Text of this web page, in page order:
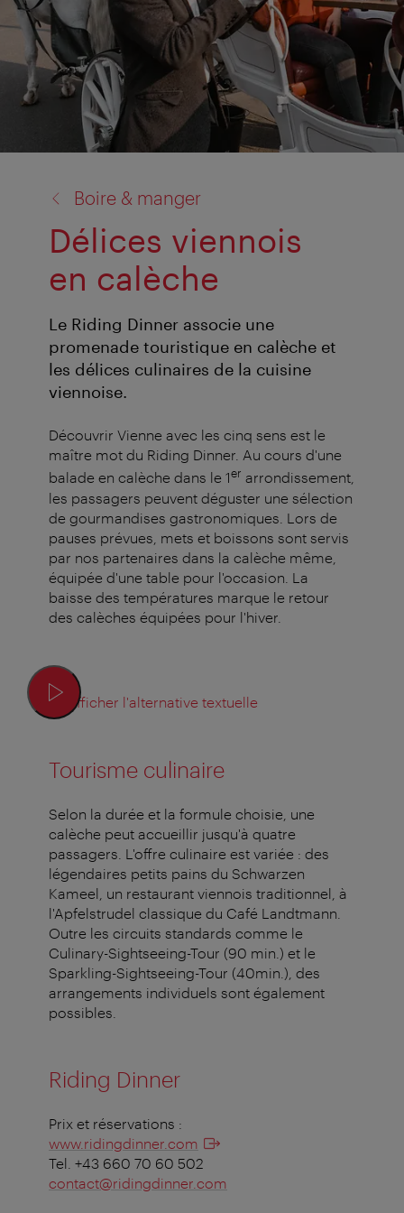
Boire & manger
Délices viennois
en calèche
Le Riding Dinner associe une
promenade touristique en calèche et
les délices culinaires de la cuisine
viennoise.
Découvrir Vienne avec les cinq sens est le
maître mot du Riding Dinner. Au cours d'une
balade en calèche dans le 1er arrondissement,
les passagers peuvent déguster une sélection
de gourmandises gastronomiques. Lors de
pauses prévues, mets et boissons sont servis
par nos partenaires dans la calèche même,
équipée d'une table pour l'occasion. La
baisse des températures marque le retour
des calèches équipées pour l'hiver.
Afficher l'alternative textuelle
Tourisme culinaire
Selon la durée et la formule choisie, une
calèche peut accueillir jusqu'à quatre
passagers. L'offre culinaire est variée : des
légendaires petits pains du Schwarzen
Kameel, un restaurant viennois traditionnel, à
l'Apfelstrudel classique du Café Landtmann.
Outre les circuits standards comme le
Culinary-Sightseeing-Tour (90 min.) et le
Sparkling-Sightseeing-Tour (40min.), des
arrangements individuels sont également
possibles.
Riding Dinner
Prix et réservations :
www.ridingdinner.com
Tel. +43 660 70 60 502
contact@ridingdinner.com